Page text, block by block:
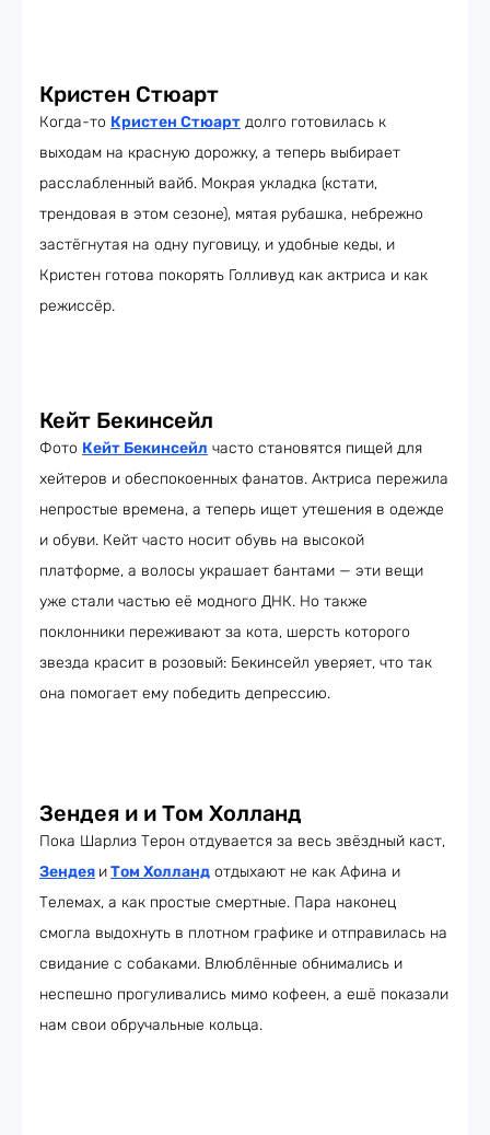
Кристен Стюарт
Когда-то Кристен Стюарт долго готовилась к
выходам на красную дорожку, а теперь выбирает
расслабленный вайб. Мокрая укладка (кстати,
трендовая в этом сезоне), мятая рубашка, небрежно
застёгнутая на одну пуговицу, и удобные кеды, и
Кристен готова покорять Голливуд как актриса и как
режиссёр.
Кейт Бекинсейл
Фото Кейт Бекинсейл часто становятся пищей для
хейтеров и обеспокоенных фанатов. Актриса пережила
непростые времена, а теперь ищет утешения в одежде
и обуви. Кейт часто носит обувь на высокой
платформе, а волосы украшает бантами — эти вещи
уже стали частью её модного ДНК. Но также
поклонники переживают за кота, шерсть которого
звезда красит в розовый: Бекинсейл уверяет, что так
она помогает ему победить депрессию.
Зендея и и Том Холланд
Пока Шарлиз Терон отдувается за весь звёздный каст,
Зендея иТом Холланд отдыхают не как Афина и
Телемах, а как простые смертные. Пара наконец
смогла выдохнуть в плотном графике и отправилась на
свидание с собаками. Влюблённые обнимались и
неспешно прогуливались мимо кофеен, а ешё показали
нам свои обручальные кольца.